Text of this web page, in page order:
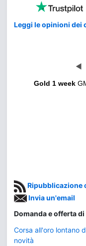
Leggi le opinioni dei
◀
Gold 1 week
Ripubblicazione
Invia un'email
Domanda e offerta
Corsa all'oro lontano
novità